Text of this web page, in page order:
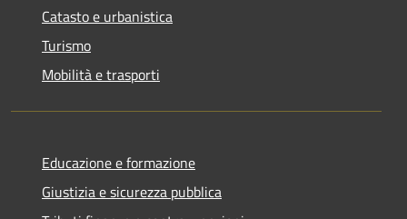
Catasto e urbanistica
Turismo
Mobilità e trasporti
Educazione e formazione
Giustizia e sicurezza pubblica